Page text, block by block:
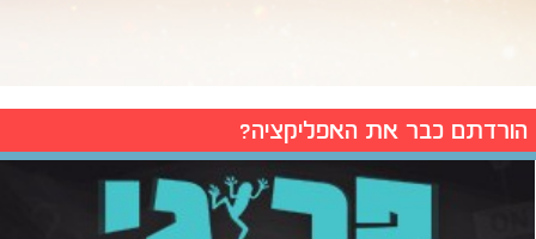
הורדתם כבר את האפליקציה?